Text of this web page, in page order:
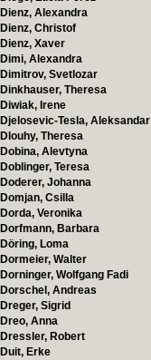
Dienz, Alexandra
Dienz, Christof
Dienz, Xaver
Dimi, Alexandra
Dimitrov, Svetlozar
Dinkhauser, Theresa
Diwiak, Irene
Djelosevic-Tesla, Aleksandar
Dlouhy, Theresa
Dobina, Alevtyna
Doblinger, Teresa
Doderer, Johanna
Domjan, Csilla
Dorda, Veronika
Dorfmann, Barbara
Döring, Loma
Dormeier, Walter
Dorninger, Wolfgang Fadi
Dorschel, Andreas
Dreger, Sigrid
Dreo, Anna
Dressler, Robert
Duit, Erke